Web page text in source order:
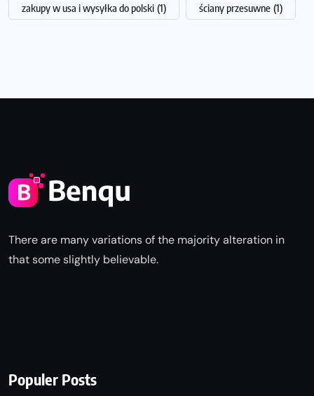
zakupy w usa i wysyłka do polski (1) ściany przesuwne (1)
There are many variations of the majority alteration in
that some slightly believable.
Populer Posts